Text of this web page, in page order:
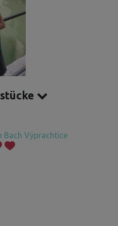
Bach Výprachtice